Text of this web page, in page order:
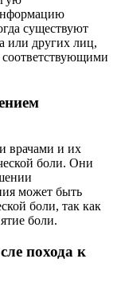
существуют
или других лиц,
соответствующими
врачами и их
боли. Они
может быть
боли, так как
боли.
похода к